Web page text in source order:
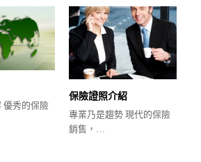
優秀的保險
保險證照介紹
專業乃是趨勢 現代的保險
銷售，…